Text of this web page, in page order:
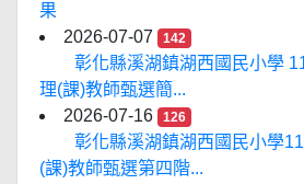
果
2026-07-07
142
彰化縣溪湖鎮湖西國民小學
理(課)教師甄選簡...
2026-07-16
126
彰化縣溪湖鎮湖西國民小學
(課)教師甄選第四階...